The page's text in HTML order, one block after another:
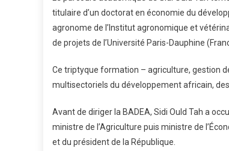
titulaire d’un doctorat en économie du
agronome de l’Institut agronomique et
de projets de l’Université Paris-Dauphine
Ce triptyque formation – agriculture, gestion
multisectoriels du développement africain,
Avant de diriger la BADEA, Sidi Ould Tah a
ministre de l’Agriculture puis ministre de
et du président de la République.